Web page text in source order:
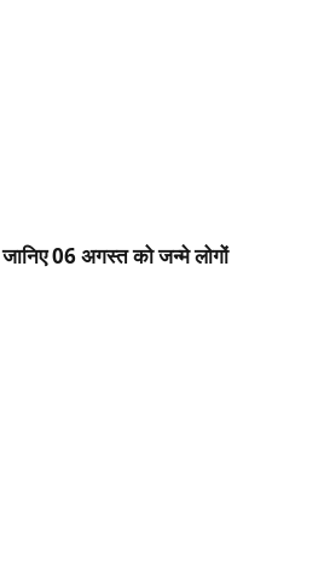
जानिए 06 अगस्त को जन्मे लोगों